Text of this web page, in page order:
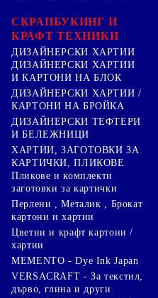
СКРАПБУКИНГ И
КРАФТ ТЕХНИКИ
ДИЗАЙНЕРСКИ ХАРТИИ
ДИЗАЙНЕРСКИ ХАРТИИ
И КАРТОНИ НА БЛОК
ДИЗАЙНЕРСКИ ХАРТИИ /
КАРТОНИ НА БРОЙКА
ДИЗАЙНЕРСКИ ТЕФТЕРИ
И БЕЛЕЖНИЦИ
ХАРТИИ, ЗАГОТОВКИ ЗА
КАРТИЧКИ, ПЛИКОВЕ
Пликове и комплекти
заготовки за картички
Перлени , Металик , Брокат
картони и хартии
Цветни и крафт картони /
хартии
MEMENTO - Dye Ink Japan
VERSACRAFT - За текстил,
дърво, глина и други